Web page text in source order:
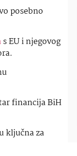
posebno
s EU i njegovog
financija BiH
ključna za